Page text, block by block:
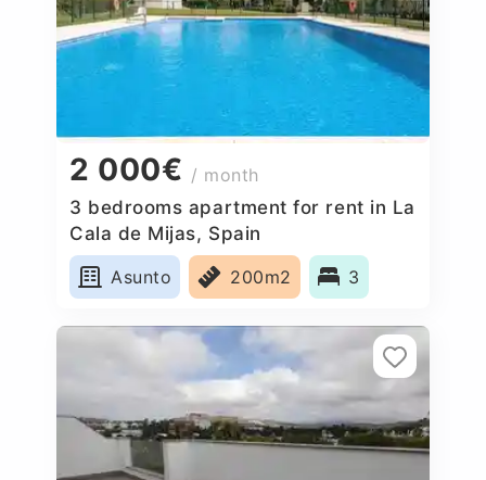
2 000€ / month
3 bedrooms apartment for rent in La
Cala de Mijas, Spain
Asunto
200m2 3